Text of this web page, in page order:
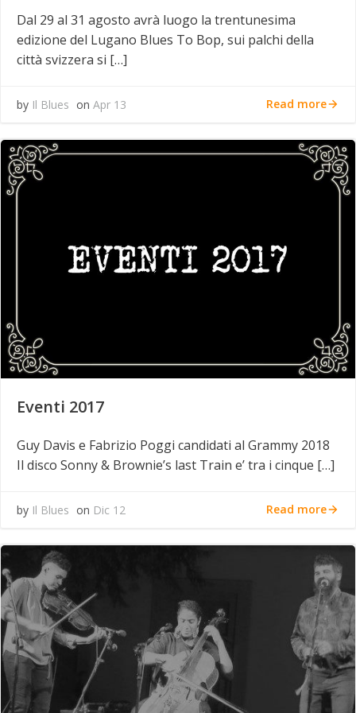
Dal 29 al 31 agosto avrà luogo la trentunesima
edizione del Lugano Blues To Bop, sui palchi della
città svizzera si […]
by Il Blues on Apr 13 Read more
Eventi 2017
Guy Davis e Fabrizio Poggi candidati al Grammy 2018
Il disco Sonny & Brownie’s last Train e’ tra i cinque […]
by Il Blues on Dic 12 Read more